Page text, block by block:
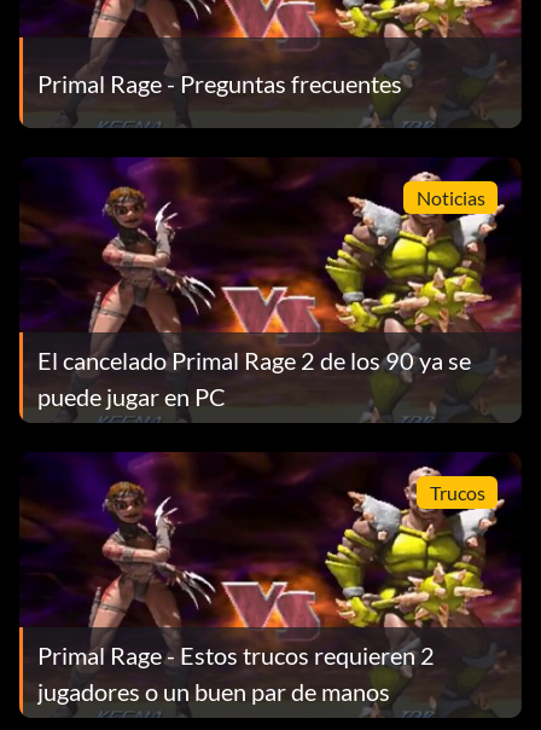
Primal Rage - Preguntas frecuentes
Noticias
El cancelado Primal Rage 2 de los 90 ya se
puede jugar en PC
Trucos
Primal Rage - Estos trucos requieren 2
jugadores o un buen par de manos